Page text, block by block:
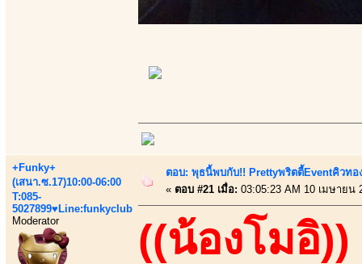
+Funky+
(เสนา.ซ.17)10:00-06:00
T:085-
5027899♥Line:funkyclub
Moderator
ตอบ: พุธนี้พบกับ!! Prettyพริตตี้Eventคิวทอ
« ตอบ #21 เมื่อ: 03:05:23 AM 10 เมษายน
((น้องโมอิ))